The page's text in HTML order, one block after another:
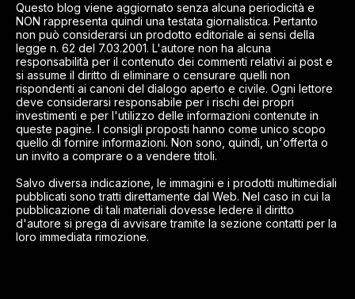
Questo blog viene aggiornato senza alcuna periodicità e
NON rappresenta quindi una testata giornalistica. Pertanto
non può considerarsi un prodotto editoriale ai sensi della
legge n. 62 del 7.03.2001. L'autore non ha alcuna
responsabilità per il contenuto dei commenti relativi ai post e
si assume il diritto di eliminare o censurare quelli non
rispondenti ai canoni del dialogo aperto e civile. Ogni lettore
deve considerarsi responsabile per i rischi dei propri
investimenti e per l'utilizzo delle informazioni contenute in
queste pagine. I consigli proposti hanno come unico scopo
quello di fornire informazioni. Non sono, quindi, un'offerta o
un invito a comprare o a vendere titoli.
Salvo diversa indicazione, le immagini e i prodotti multimediali
pubblicati sono tratti direttamente dal Web. Nel caso in cui la
pubblicazione di tali materiali dovesse ledere il diritto
d'autore si prega di avvisare tramite la sezione contatti per la
loro immediata rimozione.